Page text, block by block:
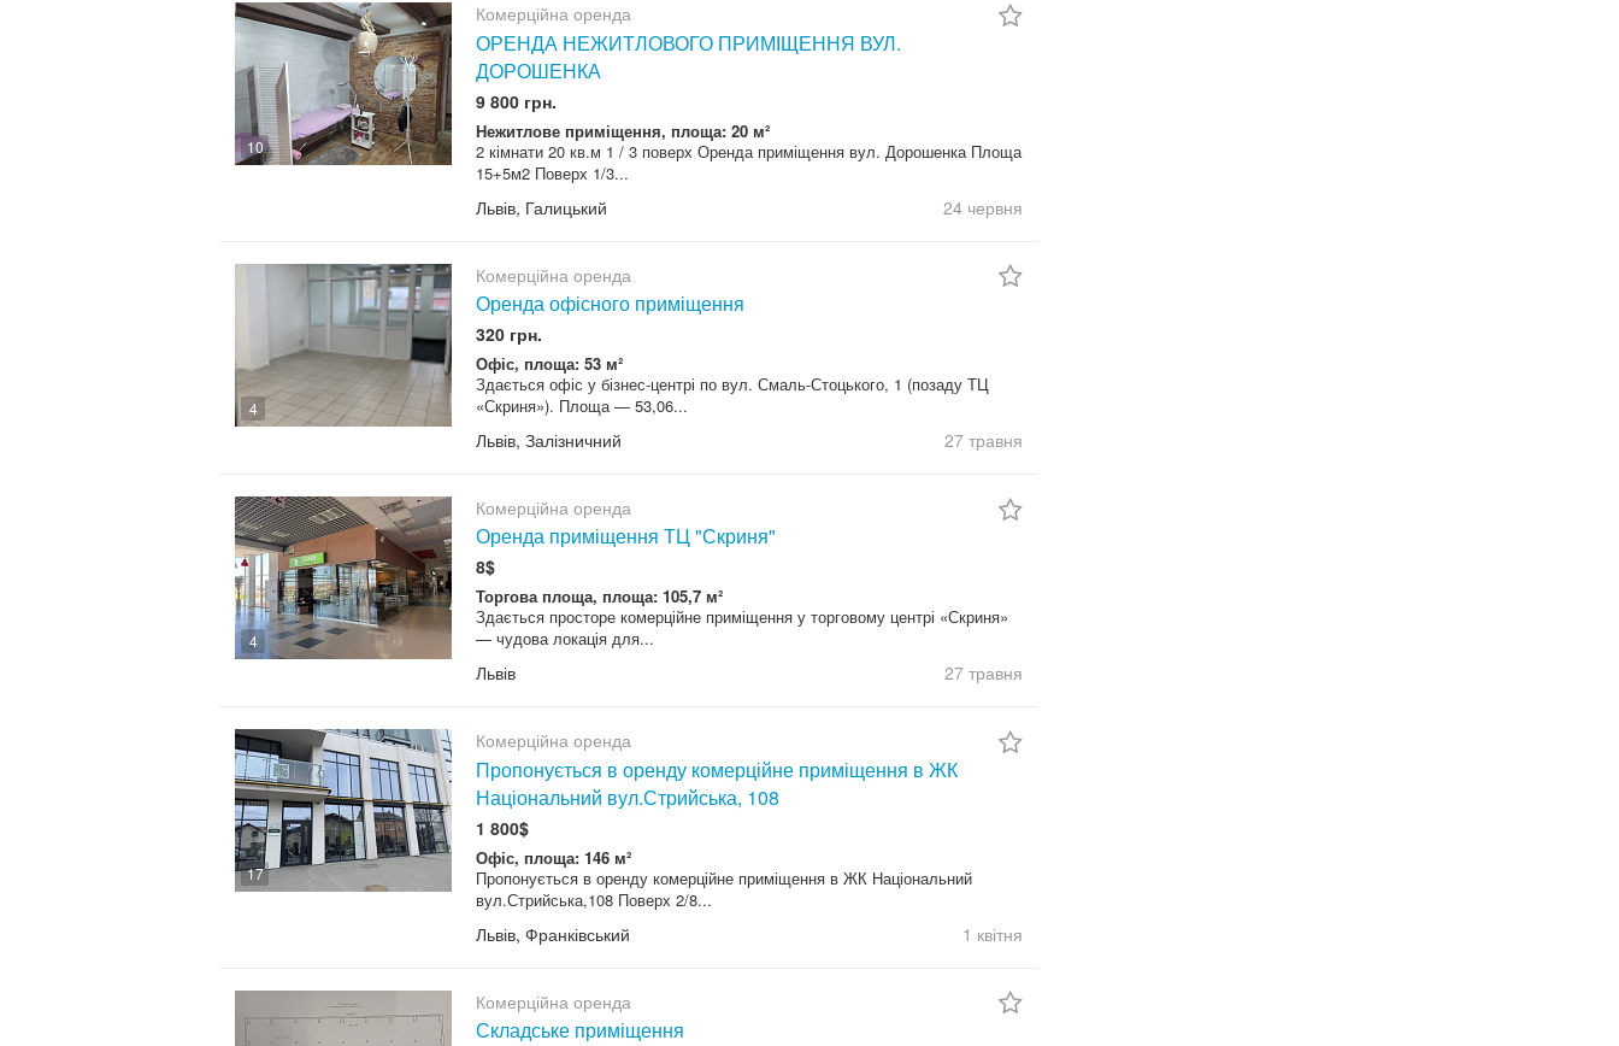
10
Комерційна оренда
ОРЕНДА НЕЖИТЛОВОГО ПРИМІЩЕННЯ ВУЛ.
ДОРОШЕНКА
9 800 грн.
Нежитлове приміщення, площа: 20 м²
2 кімнати 20 кв.м 1 / 3 поверх Оренда приміщення вул. Дорошенка Площа
15+5м2 Поверх 1/3...
Львів, Галицький 24 червня
4
Комерційна оренда
Оренда офісного приміщення
320 грн.
Офіс, площа: 53 м²
Здається офіс у бізнес-центрі по вул. Смаль-Стоцького, 1 (позаду ТЦ
«Скриня»). Площа — 53,06...
Львів, Залізничний 27 травня
4
Комерційна оренда
Оренда приміщення ТЦ "Скриня"
8$
Торгова площа, площа: 105,7 м²
Здається просторе комерційне приміщення у торговому центрі «Скриня»
— чудова локація для...
Львів 27 травня
17
Комерційна оренда
Пропонується в оренду комерційне приміщення в ЖК
Національний вул.Стрийська, 108
1 800$
Офіс, площа: 146 м²
Пропонується в оренду комерційне приміщення в ЖК Національний
вул.Стрийська,108 Поверх 2/8...
Львів, Франківський 1 квітня
Комерційна оренда
Складське приміщення